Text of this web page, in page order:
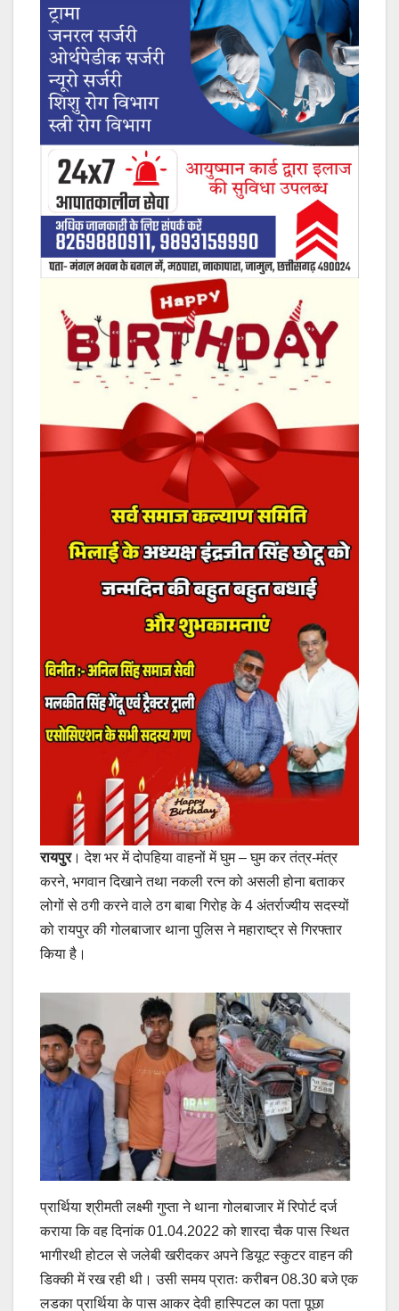
रायपुर। देश भर में दोपहिया वाहनों में घुम – घुम कर तंत्र-मंत्र
करने, भगवान दिखाने तथा नकली रत्न को असली होना बताकर
लोगों से ठगी करने वाले ठग बाबा गिरोह के 4 अंतर्राज्यीय सदस्यों
को रायपुर की गोलबाजार थाना पुलिस ने महाराष्ट्र से गिरफ्तार
किया है।
प्रार्थिया श्रीमती लक्ष्मी गुप्ता ने थाना गोलबाजार में रिपोर्ट दर्ज
कराया कि वह दिनांक 01.04.2022 को शारदा चैक पास स्थित
भागीरथी होटल से जलेबी खरीदकर अपने डियूट स्कुटर वाहन की
डिक्की में रख रही थी। उसी समय प्रातः करीबन 08.30 बजे एक
लडका प्रार्थिया के पास आकर देवी हास्पिटल का पता पूछा